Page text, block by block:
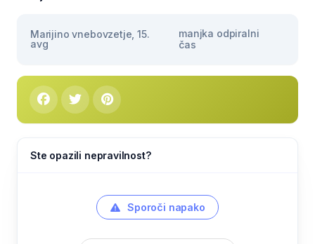
Marijino vnebovzetje, 15.
avg
manjka odpiralni
čas
Ste opazili nepravilnost?
Sporoči napako